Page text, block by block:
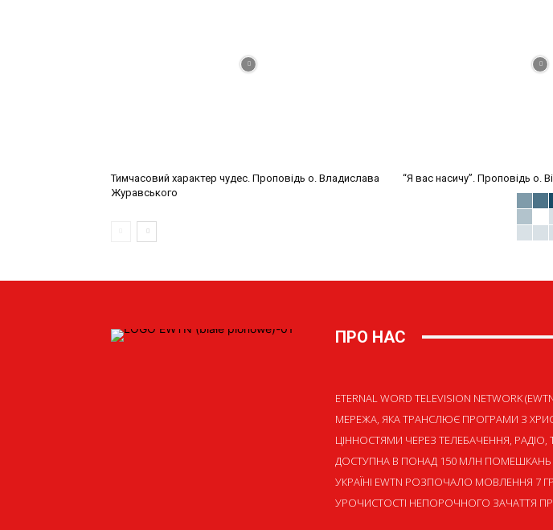
Тимчасовий характер чудес. Проповідь о. Владислава
Журавського
“Я вас насичу”. Проповідь о.
ПРО НАС
ETERNAL WORD TELEVISION NETWORK
МЕРЕЖА, ЯКА ТРАНСЛЮЄ ПРОГРАМИ З
ЦІННОСТЯМИ ЧЕРЕЗ ТЕЛЕБАЧЕННЯ, РАДІО,
ДОСТУПНА В ПОНАД 150 МЛН ПОМЕШКАНЬ У
УКРАЇНІ EWTN РОЗПОЧАЛО МОВЛЕННЯ 7
УРОЧИСТОСТІ НЕПОРОЧНОГО ЗАЧАТТЯ